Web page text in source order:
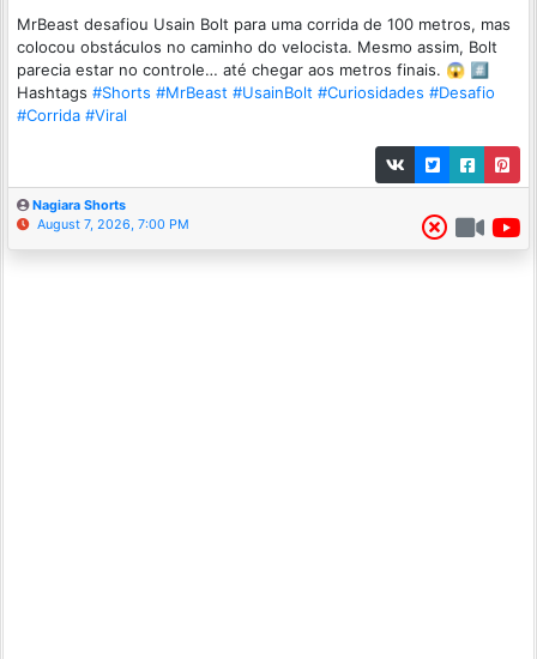
MrBeast desafiou Usain Bolt para uma corrida de 100 metros, mas
colocou obstáculos no caminho do velocista. Mesmo assim, Bolt
parecia estar no controle… até chegar aos metros finais. 😱 #️⃣
Hashtags #Shorts #MrBeast #UsainBolt #Curiosidades #Desafio
#Corrida #Viral
Nagiara Shorts
August 7, 2026, 7:00 PM